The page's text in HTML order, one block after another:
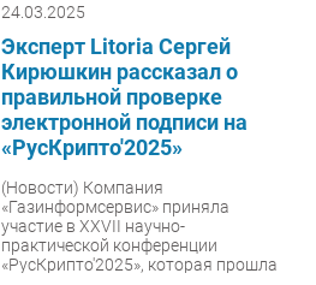
24.03.2025
Эксперт Litoria Сергей
Кирюшкин рассказал о
правильной проверке
электронной подписи на
«РусКрипто'2025»
(Новости) Компания
«Газинформсервис» приняла
участие в XXVII научно-
практической конференции
«РусКрипто'2025», которая прошла